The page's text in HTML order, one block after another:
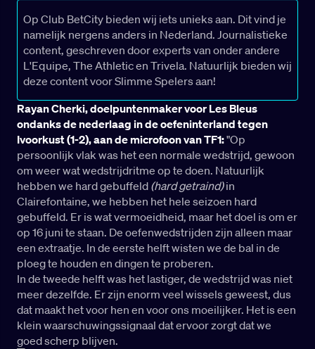
Op Club BetCity bieden wij iets unieks aan. Dit vind je
namelijk nergens anders in Nederland. Journalistieke
content, geschreven door experts van onder andere
L'Equipe, The Athletic en Trivela. Natuurlijk bieden wij
deze content voor Slimme Spelers aan!
Rayan Cherki, doelpuntenmaker voor Les Bleus
ondanks de nederlaag in de oefeninterland tegen
Ivoorkust (1-2), aan de microfoon van TF1:"Op
persoonlijk vlak was het een normale wedstrijd, gewoon
om weer wat wedstrijdritme op te doen. Natuurlijk
hebben we hard gebuffeld (hard getraind)in
Clairefontaine, we hebben het hele seizoen hard
gebuffeld. Er is wat vermoeidheid, maar het doel is om er
op 16 juni te staan. De oefenwedstrijden zijn alleen maar
een extraatje. In de eerste helft wisten we de bal in de
ploeg te houden en dingen te proberen.
In de tweede helft was het lastiger, de wedstrijd was niet
meer dezelfde. Er zijn enorm veel wissels geweest, dus
dat maakt het voor hen en voor ons moeilijker. Het is een
klein waarschuwingssignaal dat ervoor zorgt dat we
goed scherp blijven.